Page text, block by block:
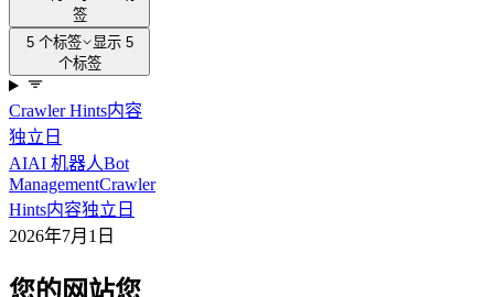
签
5 个标签
显示 5
个标签
Crawler Hints内容
独立日
AIAI 机器人Bot
ManagementCrawler
Hints内容独立日
2026年7月1日